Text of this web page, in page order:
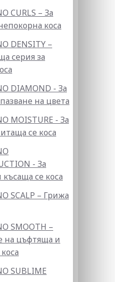
CURLS – За
коса
DENSITY –
серия за
DIAMOND - За
на цвета
MOISTURE - За
се коса
- За
се коса
SCALP – Грижа
SMOOTH –
на цъфтяща и
SUBLIME